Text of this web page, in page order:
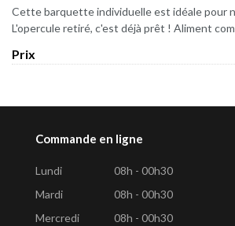
Cette barquette individuelle est idéale pour
L'opercule retiré, c'est déjà prêt ! Aliment
Prix
Commande en ligne
Lundi
08h - 00h30
Mardi
08h - 00h30
Mercredi
08h - 00h30